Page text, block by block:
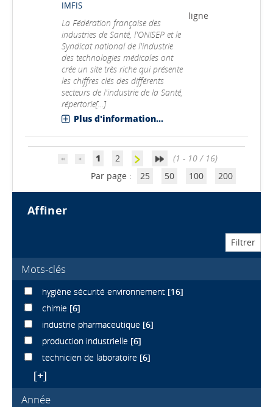
IMFIS
La Fédération française des
industries de Santé, l'ONISEP et le
Syndicat national de l'industrie
des technologies médicales ont
crée un site très riche qui présente
les chiffres clés des différents
secteurs de l'industrie de la Santé,
répertorie[...]
Plus d'information...
ligne
1 2
(1 - 10 / 16)
Par page :
25 50 100 200
affiner
Mots-clés
hygiène sécurité environnement [16]
chimie [6]
industrie pharmaceutique [6]
production industrielle [6]
technicien de laboratoire [6]
[+]
Année